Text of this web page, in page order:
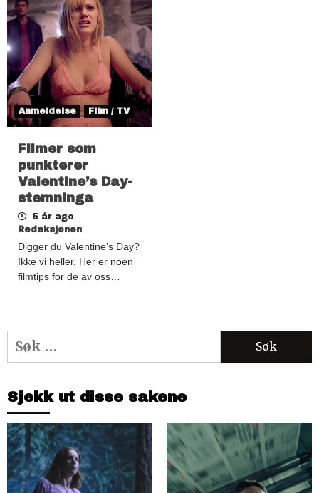
Anmeldelse Film / TV
Filmer som
punkterer
Valentine’s Day-
stemninga
5 år ago
Redaksjonen
Digger du Valentine’s Day?
Ikke vi heller. Her er noen
filmtips for de av oss…
Søk
etter:
Sjekk ut disse sakene